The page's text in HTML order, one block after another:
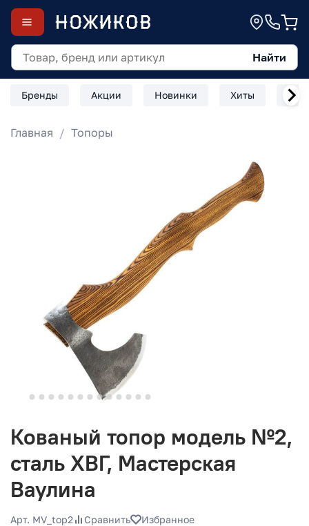
Найти
Бренды Акции Новинки Хиты
Главная Топоры
Кованый топор модель №2,
сталь ХВГ, Мастерская
Ваулина
Арт. MV_top2 Сравнить Избранное